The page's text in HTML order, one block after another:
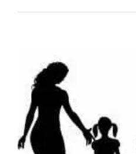
Image